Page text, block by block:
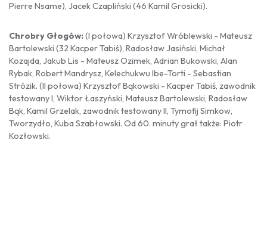
Pierre Nsame), Jacek Czapliński (46 Kamil Grosicki).
Chrobry Głogów:(I połowa) Krzysztof Wróblewski - Mateusz
Bartolewski (32 Kacper Tabiś), Radosław Jasiński, Michał
Kozajda, Jakub Lis - Mateusz Ozimek, Adrian Bukowski, Alan
Rybak, Robert Mandrysz, Kelechukwu Ibe-Torti - Sebastian
Strózik. (II połowa) Krzysztof Bąkowski - Kacper Tabiś, zawodnik
testowany I, Wiktor Łaszyński, Mateusz Bartolewski, Radosław
Bąk, Kamil Grzelak, zawodnik testowany II, Tymofij Simkow,
Tworzydło, Kuba Szabłowski. Od 60. minuty grał także: Piotr
Kozłowski.